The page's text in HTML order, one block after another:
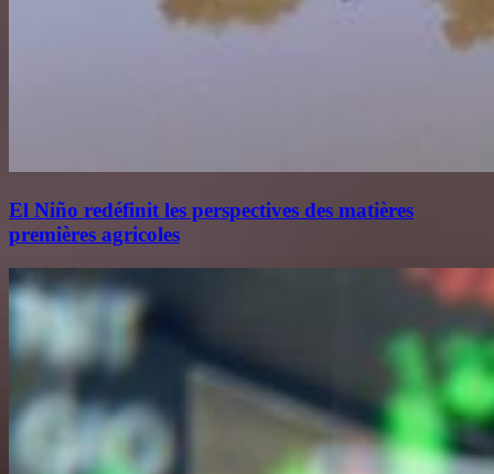
El Niño redéfinit les perspectives des matières
premières agricoles